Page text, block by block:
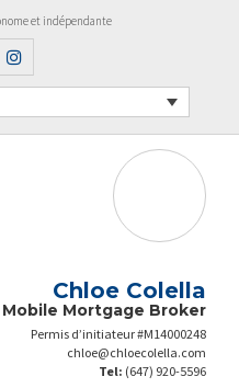
et indépendante
Chloe Colella
Mobile Mortgage Broker
Permis d’initiateur #M14000248
chloe@chloecolella.com
Tel: (647) 920-5596